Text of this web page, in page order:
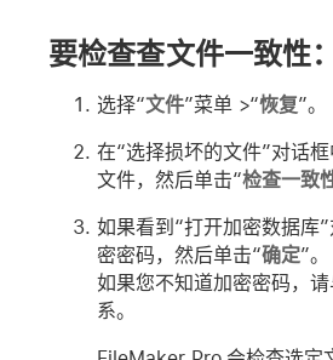
要检查查文件一致性：
选择“文件”菜单 >“恢复”。
在“选择损坏的文件”对话
文件，然后单击“检查一致
如果看到“打开加密数据库
密密码，然后单击“确定”。
如果您不知道加密密码，
系。